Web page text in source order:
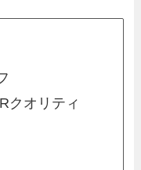
クオリティ